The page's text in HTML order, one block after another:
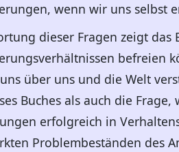
wenn wir uns selbst
dieser Fragen zeigt das
befreien
über uns und die Welt
Buches als auch die
erfolgreich in
Problembeständen des